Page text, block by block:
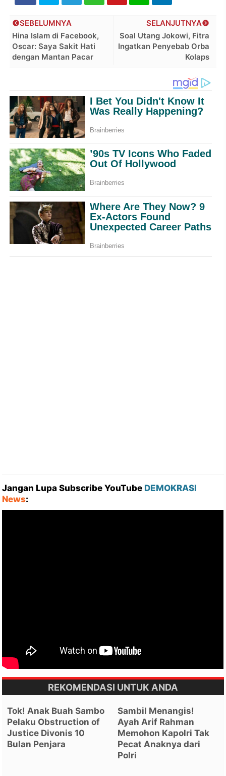
SELANJUTNYA
Soal Utang Jokowi, Fitra
Ingatkan Penyebab Orba
Kolaps
SEBELUMNYA
Hina Islam di Facebook,
Oscar: Saya Sakit Hati
dengan Mantan Pacar
Jangan Lupa Subscribe YouTube DEMOKRASI
News:
REKOMENDASI UNTUK ANDA
Tok! Anak Buah Sambo
Pelaku Obstruction of
Justice Divonis 10
Bulan Penjara
Sambil Menangis!
Ayah Arif Rahman
Memohon Kapolri Tak
Pecat Anaknya dari
Polri